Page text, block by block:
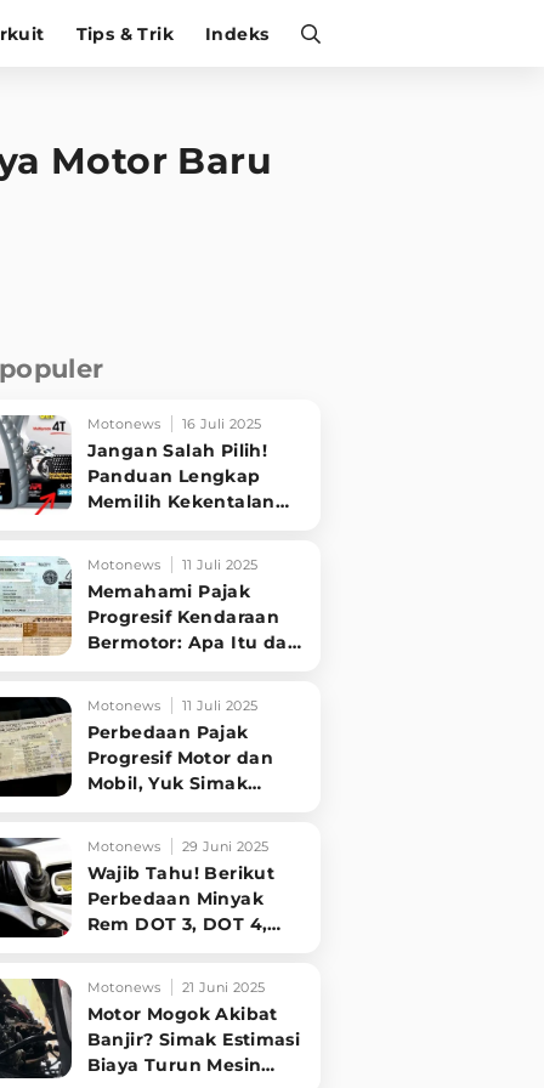
Tips & Trik Indeks
Motor Baru
Motonews 16 Juli 2025
Jangan Salah Pilih!
Panduan Lengkap
Memilih Kekentalan
Kondisi Mesin
Motonews 11 Juli 2025
Memahami Pajak
Progresif Kendaraan
Bermotor: Apa Itu dan
Simak Penjelasannya
Motonews 11 Juli 2025
Perbedaan Pajak
Progresif Motor dan
Mobil, Yuk Simak
Singkatnya!
Motonews 29 Juni 2025
Wajib Tahu! Berikut
Perbedaan Minyak
Rem DOT 3, DOT 4,
Motor Anda
Motonews 21 Juni 2025
Motor Mogok Akibat
Banjir? Simak Estimasi
Biaya Turun Mesin